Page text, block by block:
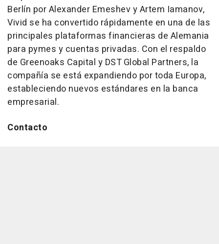
Berlín por Alexander Emeshev y Artem Iamanov,
Vivid se ha convertido rápidamente en una de las
principales plataformas financieras de Alemania
para pymes y cuentas privadas. Con el respaldo
de Greenoaks Capital y DST Global Partners, la
compañía se está expandiendo por toda Europa,
estableciendo nuevos estándares en la banca
empresarial.
Contacto